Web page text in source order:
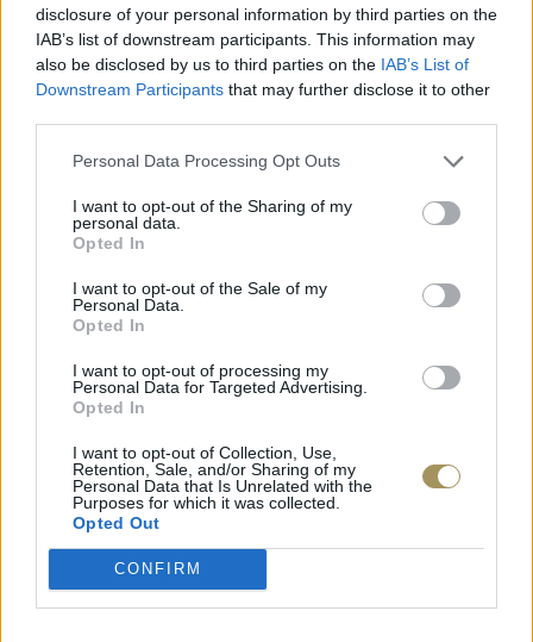
disclosure of your personal information by third parties on the
IAB’s list of downstream participants. This information may
also be disclosed by us to third parties on the IAB’s List of
Downstream Participants that may further disclose it to other
Personal Data Processing Opt Outs
I want to opt-out of the Sharing of my
personal data.
Opted In
I want to opt-out of the Sale of my
Personal Data.
Opted In
I want to opt-out of processing my
Personal Data for Targeted Advertising.
Opted In
I want to opt-out of Collection, Use,
Retention, Sale, and/or Sharing of my
Personal Data that Is Unrelated with the
Purposes for which it was collected.
Opted Out
CONFIRM
ΜΟΝΌΠΕΤΡΟ ΔΑΧΤΥΛΊΔΙ ΜΕ
ΔΙΑΜΆΝΤΙ 0.35CT
€1.737€